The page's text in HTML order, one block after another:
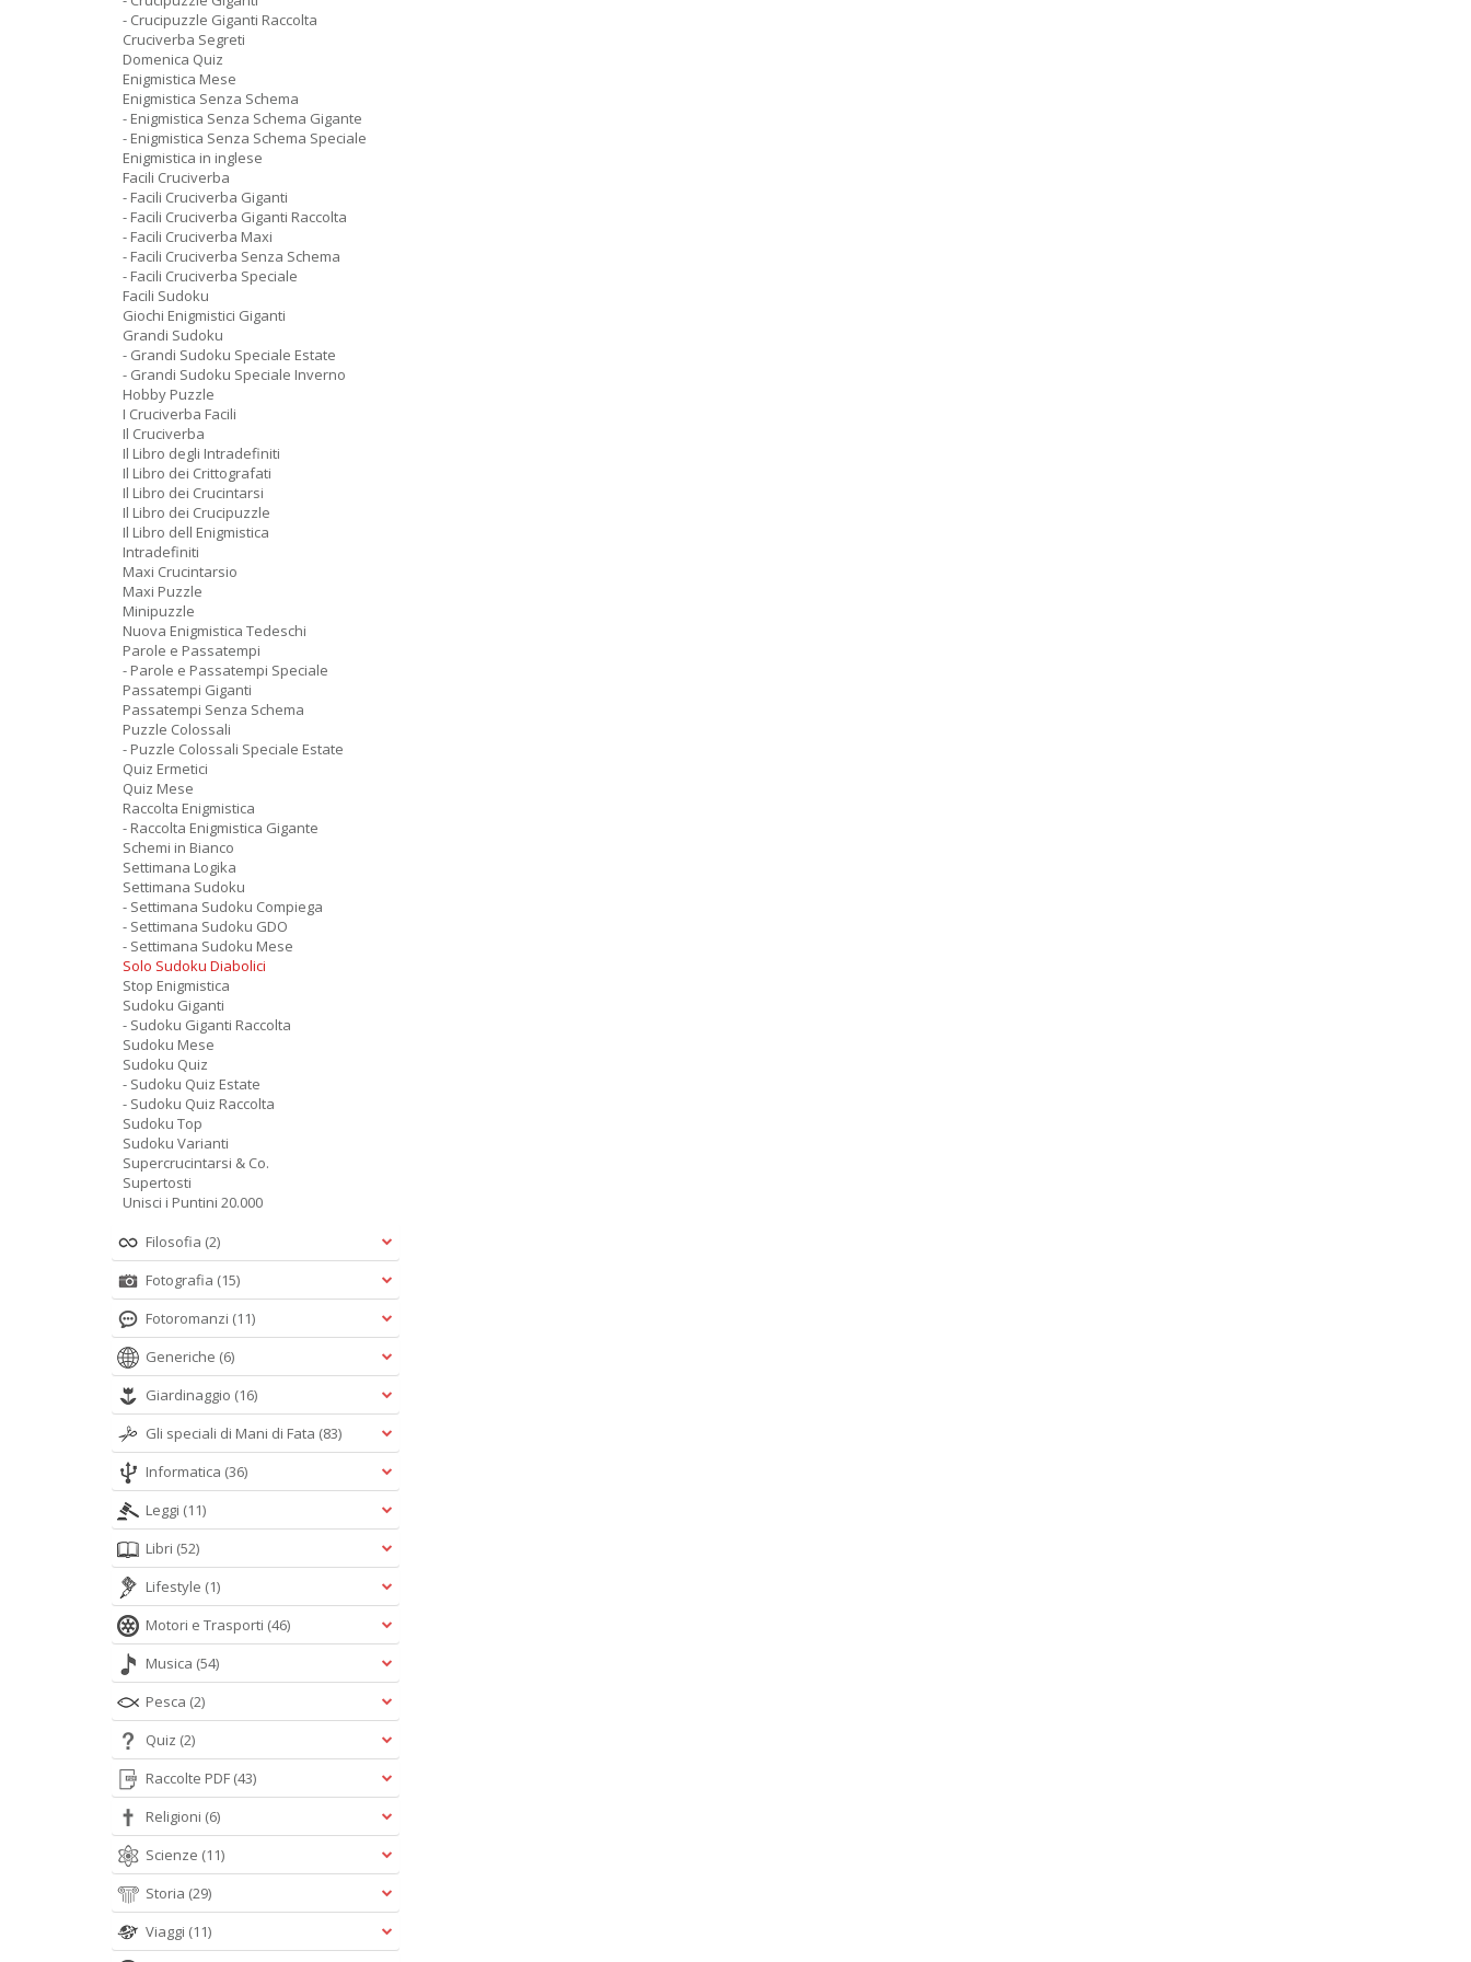
- Crucipuzzle Giganti Raccolta
Cruciverba Segreti
Domenica Quiz
Enigmistica Mese
Enigmistica Senza Schema
- Enigmistica Senza Schema Gigante
- Enigmistica Senza Schema Speciale
Enigmistica in inglese
Facili Cruciverba
- Facili Cruciverba Giganti
- Facili Cruciverba Giganti Raccolta
- Facili Cruciverba Maxi
- Facili Cruciverba Senza Schema
- Facili Cruciverba Speciale
Facili Sudoku
Giochi Enigmistici Giganti
Grandi Sudoku
- Grandi Sudoku Speciale Estate
- Grandi Sudoku Speciale Inverno
Hobby Puzzle
I Cruciverba Facili
Il Cruciverba
Il Libro degli Intradefiniti
Il Libro dei Crittografati
Il Libro dei Crucintarsi
Il Libro dei Crucipuzzle
Il Libro dell Enigmistica
Intradefiniti
Maxi Crucintarsio
Maxi Puzzle
Minipuzzle
Nuova Enigmistica Tedeschi
Parole e Passatempi
- Parole e Passatempi Speciale
Passatempi Giganti
Passatempi Senza Schema
Puzzle Colossali
- Puzzle Colossali Speciale Estate
Quiz Ermetici
Quiz Mese
Raccolta Enigmistica
- Raccolta Enigmistica Gigante
Schemi in Bianco
Settimana Logika
Settimana Sudoku
- Settimana Sudoku Compiega
- Settimana Sudoku GDO
- Settimana Sudoku Mese
Solo Sudoku Diabolici
Stop Enigmistica
Sudoku Giganti
- Sudoku Giganti Raccolta
Sudoku Mese
Sudoku Quiz
- Sudoku Quiz Estate
- Sudoku Quiz Raccolta
Sudoku Top
Sudoku Varianti
Supercrucintarsi & Co.
Supertosti
Unisci i Puntini 20.000
Filosofia (2)
Fotografia (15)
Fotoromanzi (11)
Generiche (6)
Giardinaggio (16)
Gli speciali di Mani di Fata (83)
Informatica (36)
Leggi (11)
Libri (52)
Lifestyle (1)
Motori e Trasporti (46)
Musica (54)
Pesca (2)
Quiz (2)
Raccolte PDF (43)
Religioni (6)
Scienze (11)
Storia (29)
Viaggi (11)